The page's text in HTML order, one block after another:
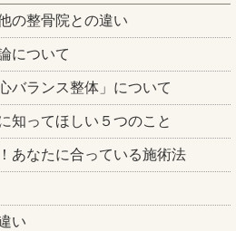
の整骨院との違い
について
バランス整体」について
知ってほしい５つのこと
あなたに合っている施術法
い